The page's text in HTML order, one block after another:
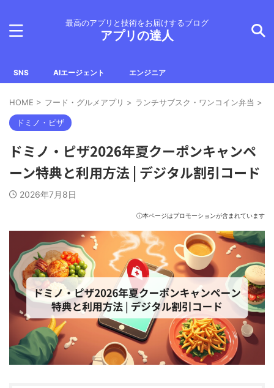
最高のアプリと技術をお届けするブログ
アプリの達人
SNS AIエージェント エンジニア
HOME > フード・グルメアプリ > ランチサブスク・ワンコイン弁当 >
ドミノ・ピザ
ドミノ・ピザ2026年夏クーポンキャンペ
ーン特典と利用方法 | デジタル割引コード
2026年7月8日
ⓘ本ページはプロモーションが含まれています